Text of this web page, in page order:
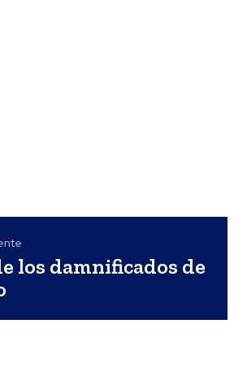
los damnificados de